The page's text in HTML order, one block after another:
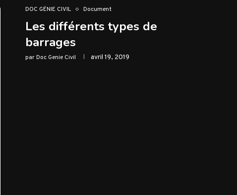
DOC GÉNIE CIVIL Document
Les différents types de
barrages
parDoc Genie Civil avril 19, 2019